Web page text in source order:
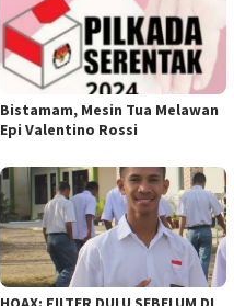
Bistamam, Mesin Tua Melawan
Epi Valentino Rossi